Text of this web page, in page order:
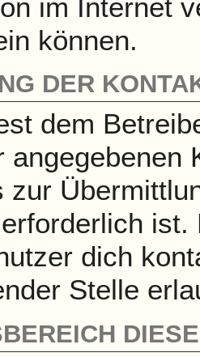
im Internet
können.
DER
dem
angegebenen
zur
dich
Stelle